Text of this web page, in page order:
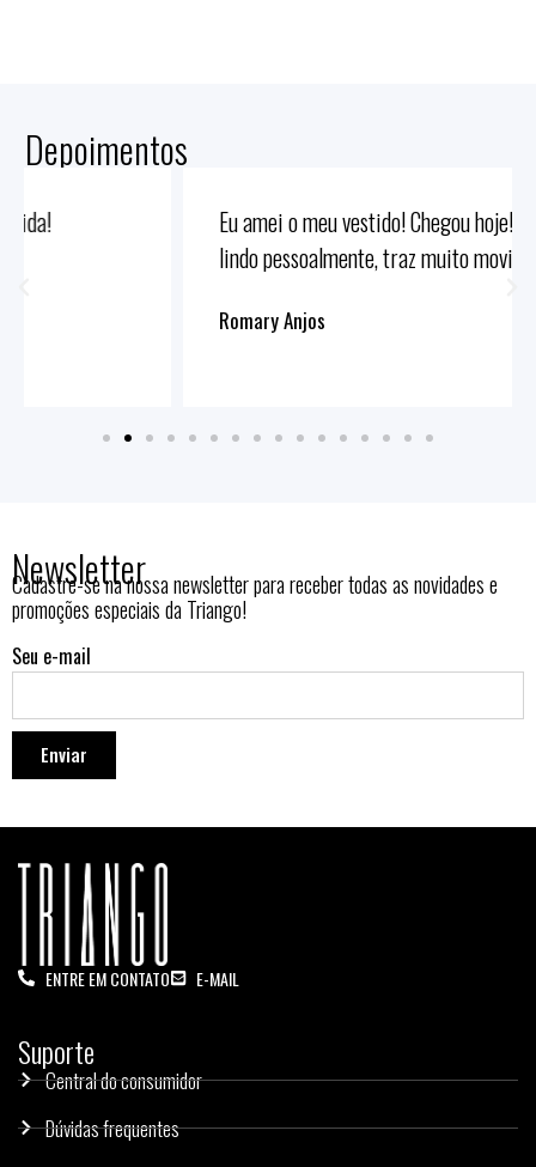
Depoimentos
Eu amei o meu vestido! Chegou hoje! O tecido é
lindo pessoalmente, traz muito movimento!
Newsletter
Cadastre-se na nossa newsletter para receber todas as novidades e
promoções especiais da Triango!
Seu e-mail
Enviar
ENTRE EM CONTATO E-MAIL
Suporte
Central do consumidor
Dúvidas frequentes